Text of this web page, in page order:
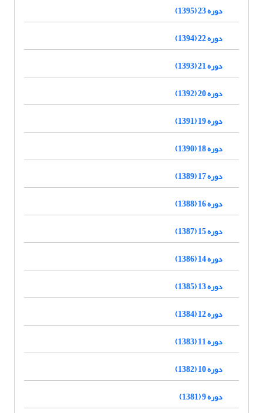
دوره 23 (1395)
دوره 22 (1394)
دوره 21 (1393)
دوره 20 (1392)
دوره 19 (1391)
دوره 18 (1390)
دوره 17 (1389)
دوره 16 (1388)
دوره 15 (1387)
دوره 14 (1386)
دوره 13 (1385)
دوره 12 (1384)
دوره 11 (1383)
دوره 10 (1382)
دوره 9 (1381)